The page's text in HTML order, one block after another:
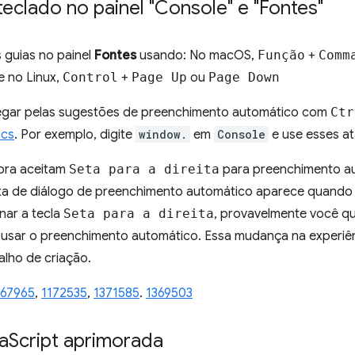
no painel "Console" e "Fontes"
no painel Fontesusando: No macOS, Função +
no Linux, Control + Page Up ou Page Down
pelas sugestões de preenchimento automático com
. Por exemplo, digite window. em Console e use esses
aceitam Seta para a direita para preenchimento
de diálogo de preenchimento automático aparece
a tecla Seta para a direita, provavelmente você
o preenchimento automático. Essa mudança na
de criação.
, 1172535, 1371585. 1369503
Script aprimorada